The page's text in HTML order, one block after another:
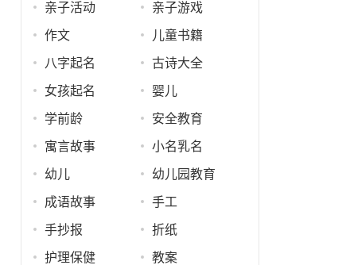
亲子活动 亲子游戏
作文 儿童书籍
八字起名 古诗大全
女孩起名 婴儿
学前龄 安全教育
寓言故事 小名乳名
幼儿 幼儿园教育
成语故事 手工
手抄报 折纸
护理保健 教案